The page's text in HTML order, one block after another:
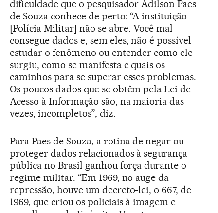
dificuldade que o pesquisador Adilson Paes
de Souza conhece de perto: “A instituição
[Polícia Militar] não se abre. Você mal
consegue dados e, sem eles, não é possível
estudar o fenômeno ou entender como ele
surgiu, como se manifesta e quais os
caminhos para se superar esses problemas.
Os poucos dados que se obtêm pela Lei de
Acesso à Informação são, na maioria das
vezes, incompletos”, diz.
Para Paes de Souza, a rotina de negar ou
proteger dados relacionados à segurança
pública no Brasil ganhou força durante o
regime militar. “Em 1969, no auge da
repressão, houve um decreto-lei, o 667, de
1969, que criou os policiais à imagem e